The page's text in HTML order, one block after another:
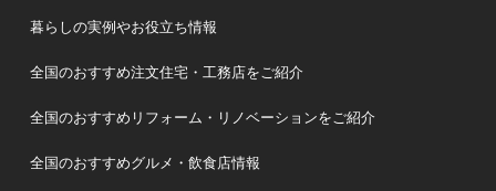
暮らしの実例やお役立ち情報
全国のおすすめ注文住宅・工務店をご紹介
全国のおすすめリフォーム・リノベーションをご紹介
全国のおすすめグルメ・飲食店情報